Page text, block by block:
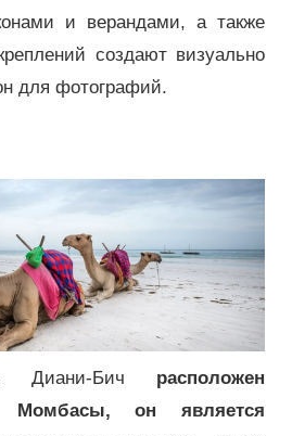
и верандами, а также
создают визуально
для фотографий.
Диани-Бич расположен
Момбасы, он является